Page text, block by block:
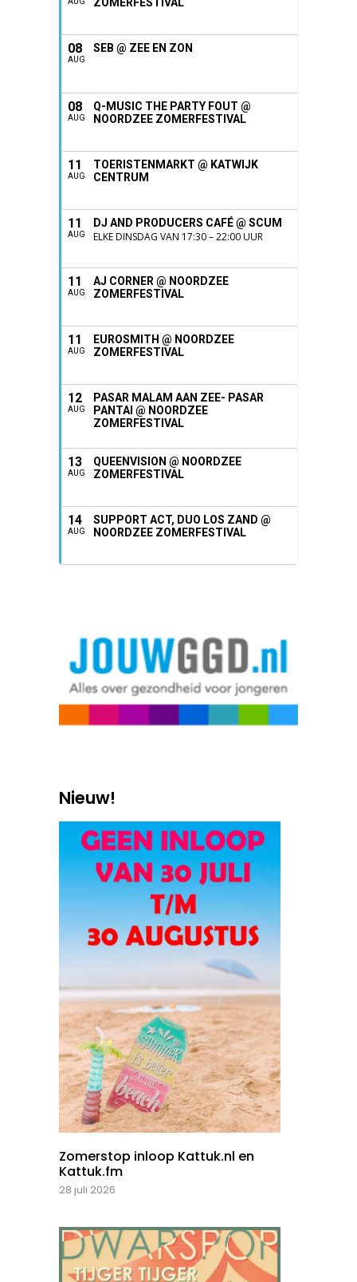
08
AUG
SEB @ ZEE EN ZON
08
AUG
Q-MUSIC THE PARTY FOUT @
NOORDZEE ZOMERFESTIVAL
11
AUG
TOERISTENMARKT @ KATWIJK
CENTRUM
11
AUG
DJ AND PRODUCERS CAFÉ @ SCUM
ELKE DINSDAG VAN 17:30 – 22:00 UUR
11
AUG
AJ CORNER @ NOORDZEE
ZOMERFESTIVAL
11
AUG
EUROSMITH @ NOORDZEE
ZOMERFESTIVAL
12
AUG
PASAR MALAM AAN ZEE- PASAR
PANTAI @ NOORDZEE
ZOMERFESTIVAL
13
AUG
QUEENVISION @ NOORDZEE
ZOMERFESTIVAL
14
AUG
SUPPORT ACT, DUO LOS ZAND @
NOORDZEE ZOMERFESTIVAL
Nieuw!
Zomerstop inloop Kattuk.nl en
Kattuk.fm
28 juli 2026